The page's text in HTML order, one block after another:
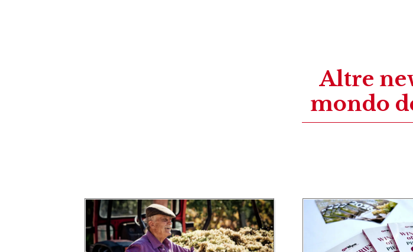
Altre
mondo